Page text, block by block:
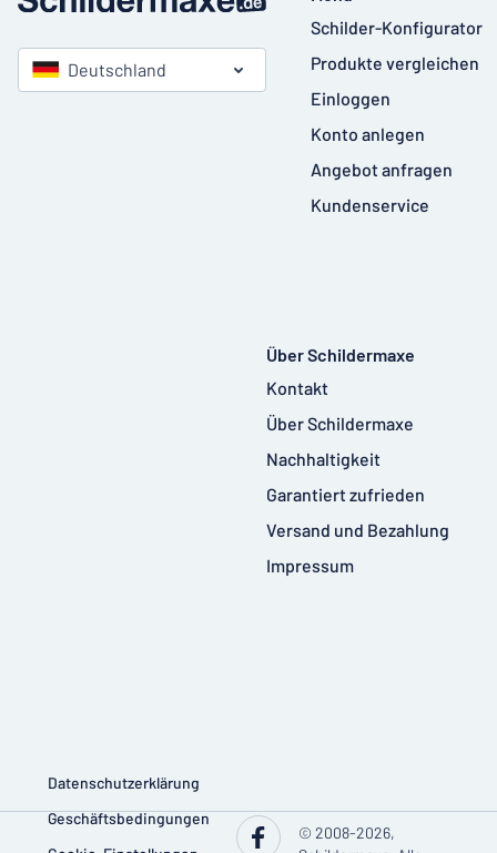
Deutschland
Schilder-Konfigurator
Produkte vergleichen
Einloggen
Konto anlegen
Angebot anfragen
Kundenservice
Über Schildermaxe
Kontakt
Über Schildermaxe
Nachhaltigkeit
Garantiert zufrieden
Versand und Bezahlung
Impressum
Datenschutzerklärung
Geschäftsbedingungen
© 2008-2026,